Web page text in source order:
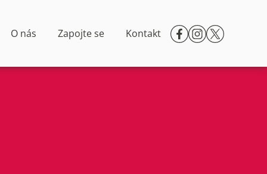
O nás Zapojte se Kontakt